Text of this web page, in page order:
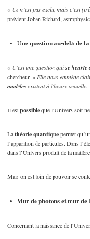
« Ce n’est pas exclu, mais c’est
prévient Johan Richard,
Une question au-delà de
« C’est une question quise heurte
chercheur. « Elle nous emmène
modèles existent à l’heure actuelle.
Il estpossibleque l’Univers soit
Lathéorie quantiquepermet
l’apparition de particules. Dans
dans l’Univers produit de la matière.
Mais on est loin de pouvoir se
Mur de photons et mur de
Concernant la naissance de